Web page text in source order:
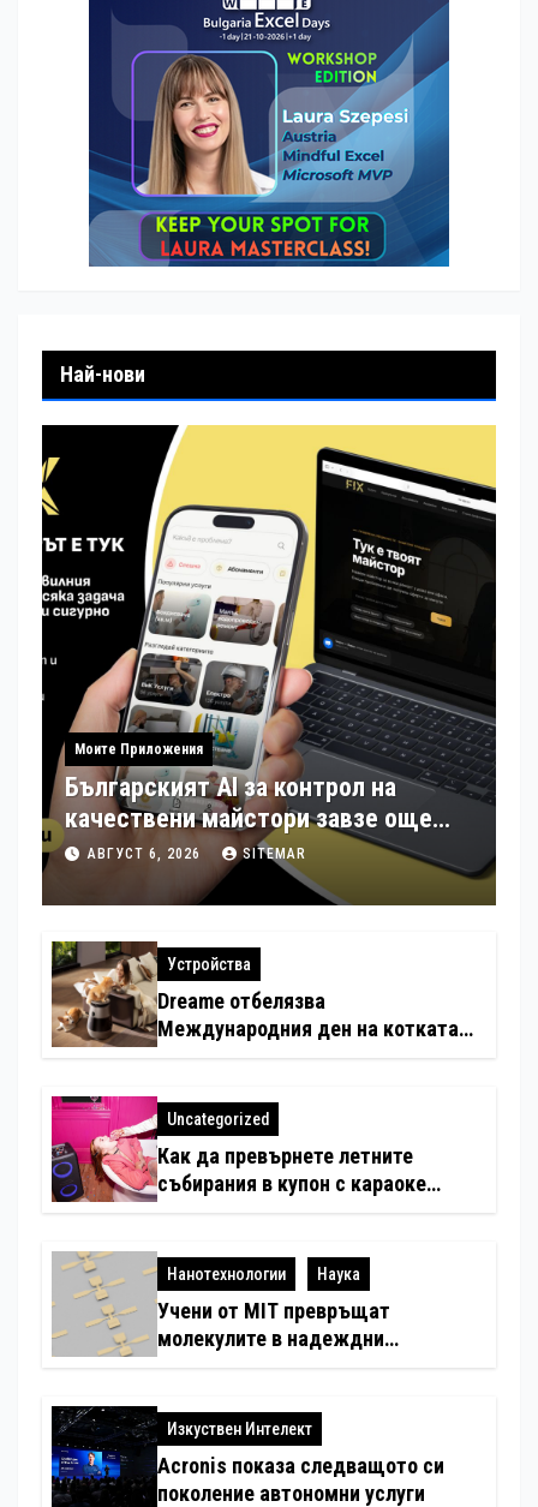
Най-нови
Моите Приложения
Българският AI за контрол на
качествени майстори завзе още
шест страни в Европа
АВГУСТ 6, 2026 SITEMAR
Устройства
Dreame отбелязва
Международния ден на котката
любимци
Uncategorized
Как да превърнете летните
събирания в купон с караоке
Нанотехнологии Наука
Учени от MIT превръщат
молекулите в надеждни
Изкуствен Интелект
Acronis показа следващото си
поколение автономни услуги